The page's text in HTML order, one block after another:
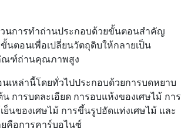
นการทำถ่านประกอบด้วยขั้นตอนสำคัญ
นตอนเพื่อเปลี่ยนวัตถุดิบให้กลายเป็น
ณฑ์ถ่านคุณภาพสูง
เหล่านี้โดยทั่วไปประกอบด้วยการบดหยาบ
น การบดละเอียด การอบแห้งของเศษไม้ การ
ย็นของเศษไม้ การขึ้นรูปอัดแท่งเศษไม้ และ
คือการคาร์บอไนซ์